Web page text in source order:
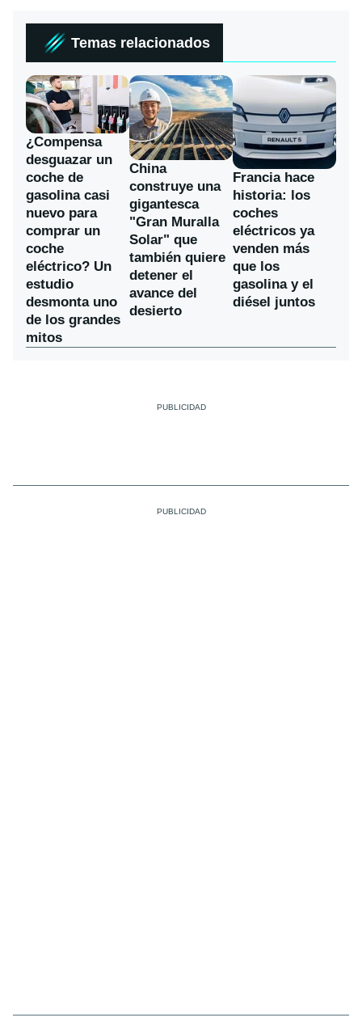
Temas relacionados
¿Compensa
desguazar un
coche de
gasolina casi
nuevo para
comprar un
coche
eléctrico? Un
estudio
desmonta uno
de los grandes
mitos
China
construye una
gigantesca
"Gran Muralla
Solar" que
también quiere
detener el
avance del
desierto
Francia hace
historia: los
coches
eléctricos ya
venden más
que los
gasolina y el
diésel juntos